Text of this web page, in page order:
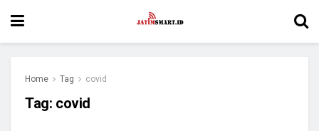
Home Tag covid
Tag: covid